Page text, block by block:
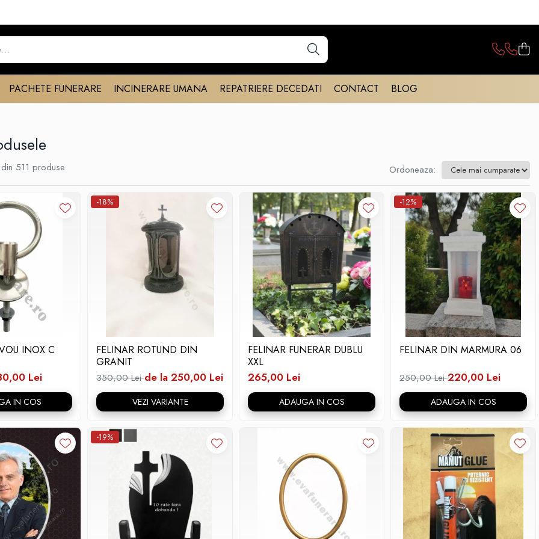
PACHETE FUNERARE INCINERARE UMANA REPATRIERE DECEDATI CONTACT BLOG
din 511 produse Ordoneaza:
INOX C
Lei
IN COS
-18%
FELINAR ROTUND DIN
GRANIT
350,00 Leide la 250,00 Lei
VEZI VARIANTE
FELINAR FUNERAR DUBLU
XXL
265,00 Lei
ADAUGA IN COS
-12%
FELINAR DIN MARMURA 06
250,00 Lei220,00 Lei
ADAUGA IN COS
-19%